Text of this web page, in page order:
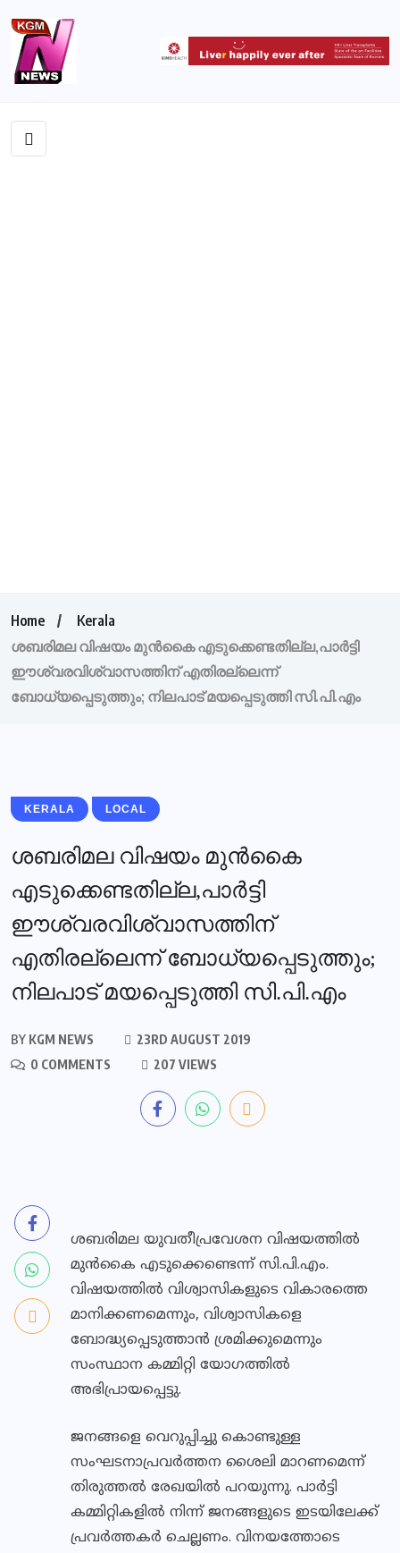
Home
Kerala
ശബരിമല വിഷയം മുന്‍കൈ എടുക്കെണ്ടതില്ല,പാര്‍ട്ടി
ഈശ്വരവിശ്വാസത്തിന് എതിരല്ലെന്ന്
ബോധ്യപ്പെടുത്തും; നിലപാട് മയപ്പെടുത്തി സി.പി.എം
KERALA LOCAL
ശബരിമല വിഷയം മുന്‍കൈ
എടുക്കെണ്ടതില്ല,പാര്‍ട്ടി
ഈശ്വരവിശ്വാസത്തിന്
എതിരല്ലെന്ന് ബോധ്യപ്പെടുത്തും;
നിലപാട് മയപ്പെടുത്തി സി.പി.എം
BY KGM NEWS
23RD AUGUST 2019
0 COMMENTS
207 VIEWS
ശബരിമല യുവതീപ്രവേശന വിഷയത്തിൽ
മുന്‍കൈ എടുക്കെണ്ടെന്ന് സി.പി.എം.
വിഷയത്തില്‍ വിശ്വാസികളുടെ വികാരത്തെ
മാനിക്കണമെന്നും, വിശ്വാസികളെ
ബോദ്ധ്യപ്പെടുത്താന്‍ ശ്രമിക്കുമെന്നും
സംസ്ഥാന കമ്മിറ്റി യോഗത്തിൽ
അഭിപ്രായപ്പെട്ടു.
ജനങ്ങളെ വെറുപ്പിച്ചു കൊണ്ടുള്ള
സംഘടനാപ്രവര്‍ത്തന ശൈലി മാറണമെന്ന്
തിരുത്തല്‍ രേഖയില്‍ പറയുന്നു. പാര്‍ട്ടി
കമ്മിറ്റികളില്‍ നിന്ന് ജനങ്ങളുടെ ഇടയിലേക്ക്
പ്രവര്‍ത്തകര്‍ ചെല്ലണം. വിനയത്തോടെ